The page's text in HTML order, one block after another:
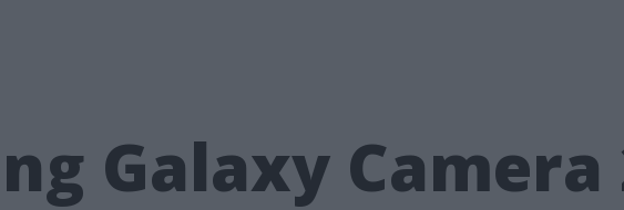
Galaxy Camera